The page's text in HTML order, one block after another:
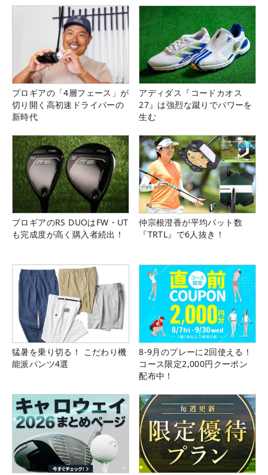
プロギアの「4層フェース」が
切り開く高初速ドライバーの
新時代
アディダス『コードカオス
27』は強烈な蹴りでパワーを
生む
プロギアのRS DUOはFW・UT
も完成度が高く購入者続出！
仲宗根澄香が平均パット数
『TRTL』で6人抜き！
猛暑を乗り切る！ こだわり機
能派パンツ4選
8-9月のプレーに2回使える！
コース限定2,000円クーポン
配布中！